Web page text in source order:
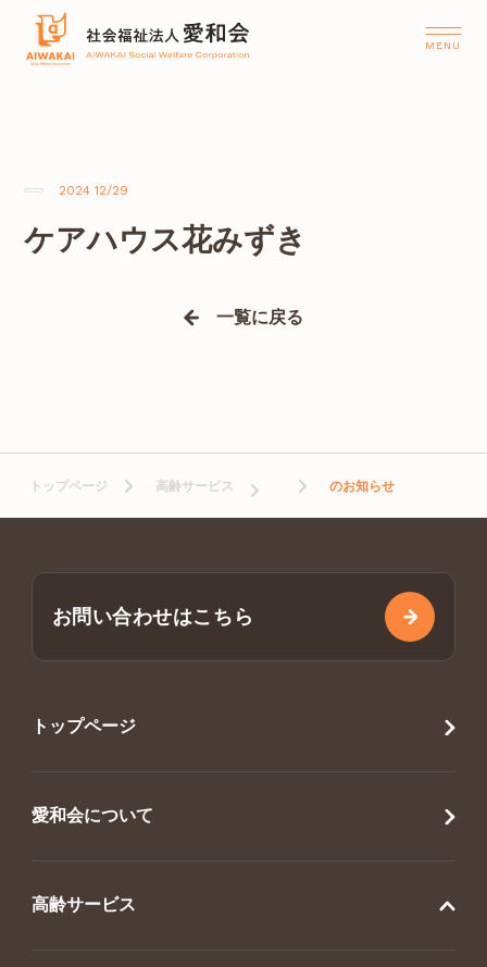
2024 12/29
ケアハウス花みずき
一覧に戻る
トップページ 高齢サービス のお知らせ
お問い合わせはこちら
トップページ
愛和会について
高齢サービス